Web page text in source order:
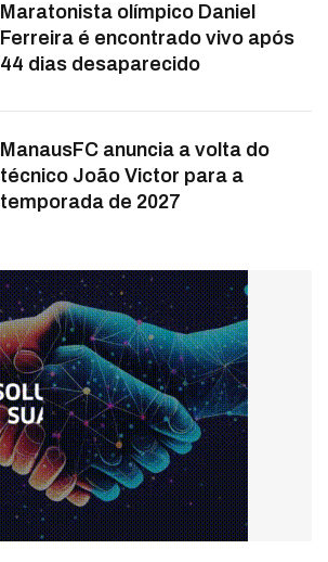
Maratonista olímpico Daniel
Ferreira é encontrado vivo após
44 dias desaparecido
ManausFC anuncia a volta do
técnico João Victor para a
temporada de 2027